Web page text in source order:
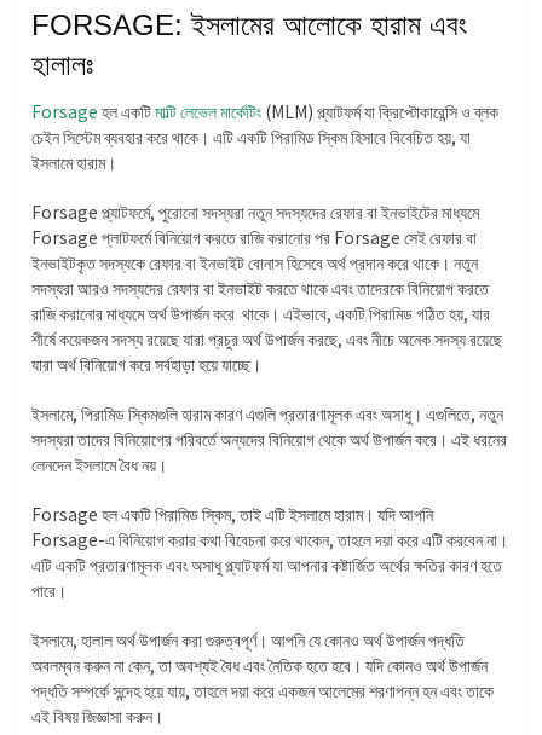
FORSAGE: ইসলামের আলোকে হারাম এবং
হালালঃ
Forsage হল একটিমাল্টি লেভেল মার্কেটিং (MLM) প্ল্যাটফর্ম যা ক্রিপ্টোকারেন্সি ও ব্লক
চেইন সিস্টেম ব্যবহার করে থাকে। এটি একটি পিরামিড স্কিম হিসাবে বিবেচিত হয়, যা
ইসলামে হারাম।
Forsage প্ল্যাটফর্মে, পুরোনো সদস্যরা নতুন সদস্যদের রেফার বা ইনভাইটের মাধ্যমে
Forsage প্লাটফর্মে বিনিয়োগ করতে রাজি করানোর পর Forsage সেই রেফার বা
ইনভাইটকৃত সদস্যকে রেফার বা ইনভাইট বোনাস হিসেবে অর্থ প্রদান করে থাকে। নতুন
সদস্যরা আরও সদস্যদের রেফার বা ইনভাইট করতে থাকে এবং তাদেরকে বিনিয়োগ করতে
রাজি করানোর মাধ্যমে অর্থ উপার্জন করে থাকে। এইভাবে, একটি পিরামিড গঠিত হয়, যার
শীর্ষে কয়েকজন সদস্য রয়েছে যারা প্রচুর অর্থ উপার্জন করছে, এবং নীচে অনেক সদস্য রয়েছে
যারা অর্থ বিনিয়োগ করে সর্বহাড়া হয়ে যাচ্ছে।
ইসলামে, পিরামিড স্কিমগুলি হারাম কারণ এগুলি প্রতারণামূলক এবং অসাধু। এগুলিতে, নতুন
সদস্যরা তাদের বিনিয়োগের পরিবর্তে অন্যদের বিনিয়োগ থেকে অর্থ উপার্জন করে। এই ধরনের
লেনদেন ইসলামে বৈধ নয়।
Forsage হল একটি পিরামিড স্কিম, তাই এটি ইসলামে হারাম। যদি আপনি
Forsage-এ বিনিয়োগ করার কথা বিবেচনা করে থাকেন, তাহলে দয়া করে এটি করবেন না।
এটি একটি প্রতারণামূলক এবং অসাধু প্ল্যাটফর্ম যা আপনার কষ্টার্জিত অর্থের ক্ষতির কারণ হতে
পারে।
ইসলামে, হালাল অর্থ উপার্জন করা গুরুত্বপূর্ণ। আপনি যে কোনও অর্থ উপার্জন পদ্ধতি
অবলম্বন করুন না কেন, তা অবশ্যই বৈধ এবং নৈতিক হতে হবে। যদি কোনও অর্থ উপার্জন
পদ্ধতি সম্পর্কে সন্দেহ হয়ে যায়, তাহলে দয়া করে একজন আলেমের শরণাপন্ন হন এবং তাকে
এই বিষয় জিজ্ঞাসা করুন।